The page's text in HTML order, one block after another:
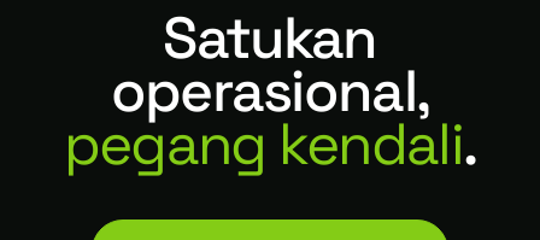
Satukan
operasional,
pegang kendali.